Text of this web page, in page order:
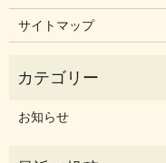
サイトマップ
お知らせ